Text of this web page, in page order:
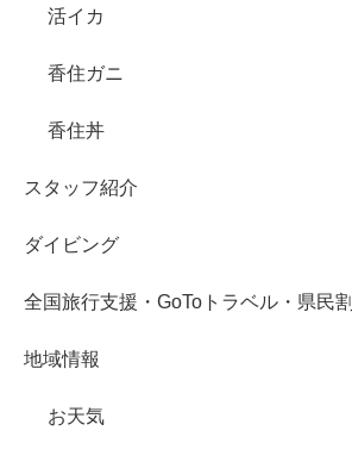
活イカ
香住ガニ
香住丼
スタッフ紹介
ダイビング
全国旅行支援・GoToトラベル・県民割
地域情報
お天気